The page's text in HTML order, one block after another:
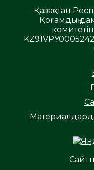
Қазақстан
Қоғамдық